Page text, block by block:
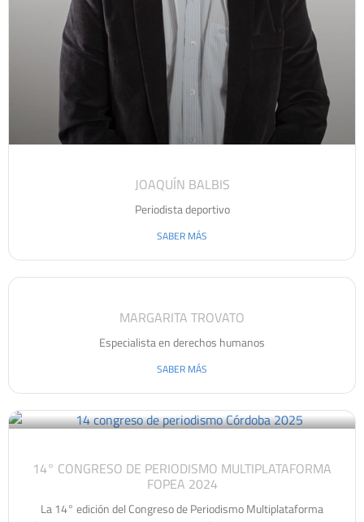
JOAQUÍN BALBIS
Periodista deportivo
SABER MÁS
MARGARITA TROVATO
Especialista en derechos humanos
SABER MÁS
14° CONGRESO DE PERIODISMO MULTIPLATAFORMA
FOPEA 2024
La 14° edición del Congreso de Periodismo Multiplataforma